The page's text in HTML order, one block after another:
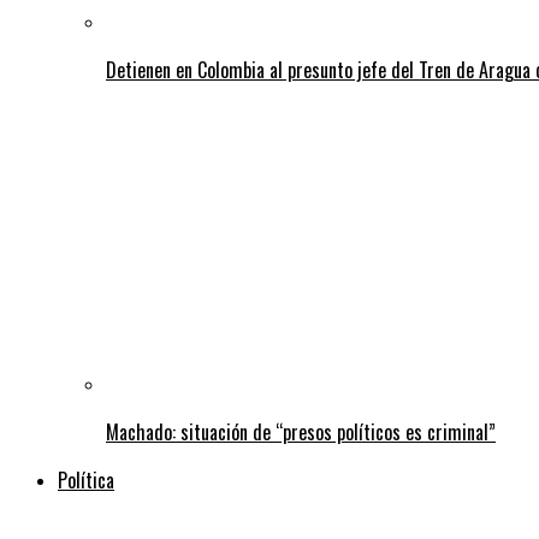
Detienen en Colombia al presunto jefe del Tren de Aragua
Machado: situación de “presos políticos es criminal”
Política